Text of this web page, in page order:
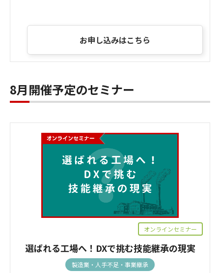
お申し込みはこちら
8月開催予定のセミナー
オンラインセミナー
選ばれる工場へ！DXで挑む技能継承の現実
製造業・人手不足・事業継承